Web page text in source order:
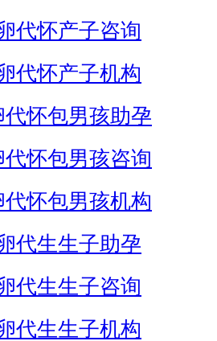
代怀产子咨询
代怀产子机构
怀包男孩助孕
怀包男孩咨询
怀包男孩机构
代生生子助孕
代生生子咨询
代生生子机构